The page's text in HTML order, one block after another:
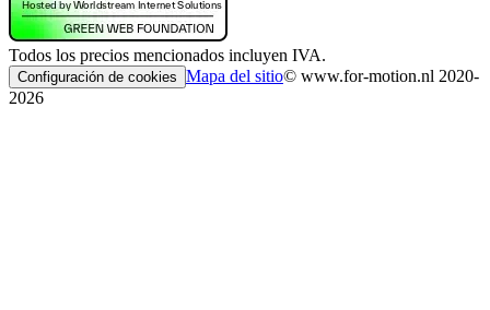
Todos los precios mencionados incluyen IVA.
Configuración de cookies Mapa del sitio© www.for-motion.nl 2020-
2026